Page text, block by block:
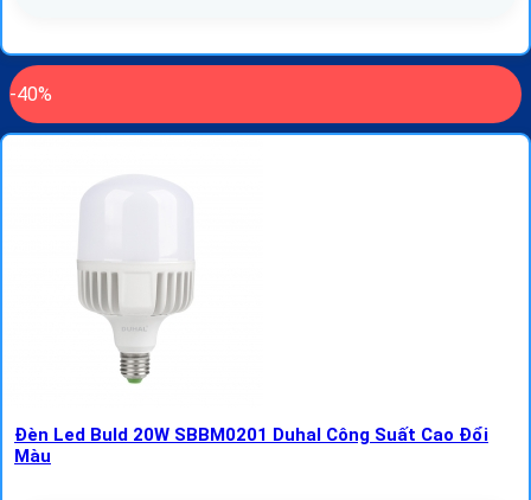
-40%
Đèn Led Buld 20W SBBM0201 Duhal Công Suất Cao Đổi
Màu